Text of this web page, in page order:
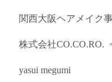
関西大阪ヘアメイク
株式会社CO.CO.RO.
yasui megumi